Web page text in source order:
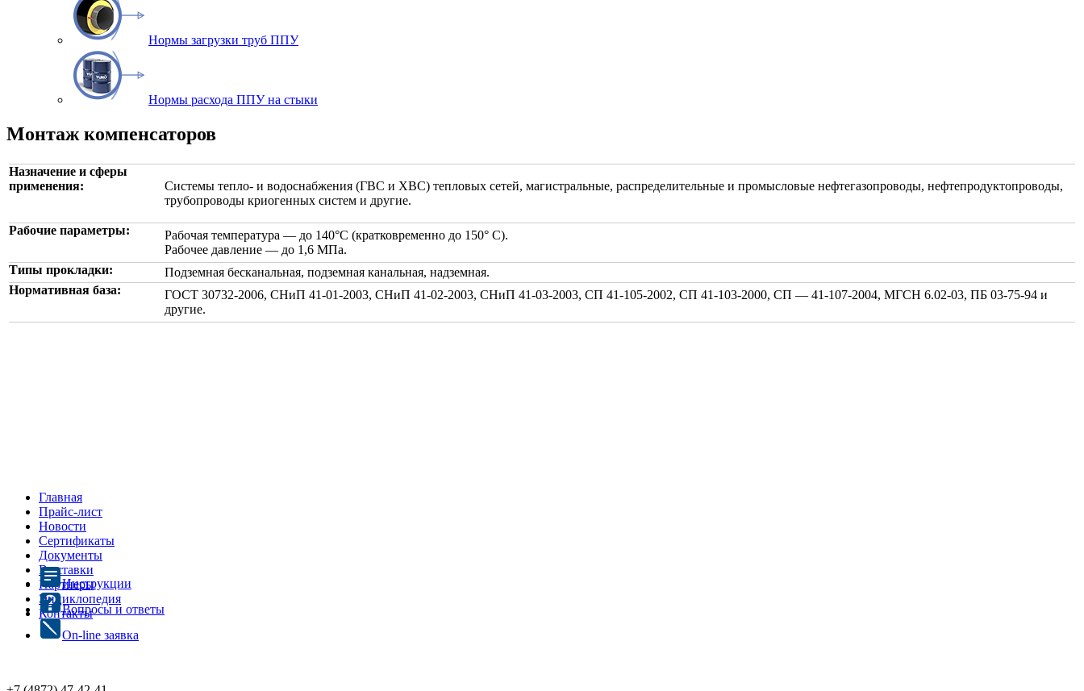
Нормы загрузки труб ППУ
Нормы расхода ППУ на стыки
Монтаж компенсаторов
Назначение и сферы
применения:
Системы тепло- и водоснабжения (ГВС и ХВС) тепловых сетей, магистральные, распределительные и промысловые нефтегазопроводы, нефтепродуктопроводы,
трубопроводы криогенных систем и другие.
Рабочие параметры:
Рабочая температура — до 140°С (кратковременно до 150° С).
Рабочее давление — до 1,6 МПа.
Типы прокладки:
Подземная бесканальная, подземная канальная, надземная.
Нормативная база:
ГОСТ 30732-2006, СНиП 41-01-2003, СНиП 41-02-2003, СНиП 41-03-2003, СП 41-105-2002, СП 41-103-2000, СП — 41-107-2004, МГСН 6.02-03, ПБ 03-75-94 и
другие.
Главная
Прайс-лист
Новости
Сертификаты
Документы
Выставки
Партнеры
Энциклопедия
Контакты
Инструкции
Вопросы и ответы
On-line заявка